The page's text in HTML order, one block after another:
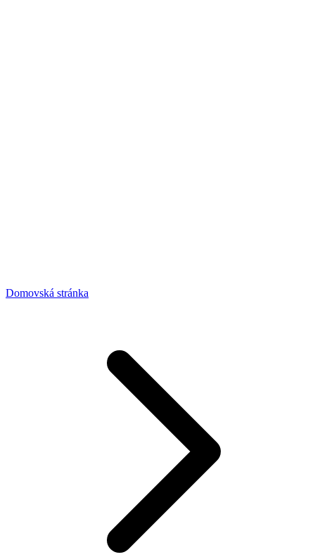
Domovská stránka